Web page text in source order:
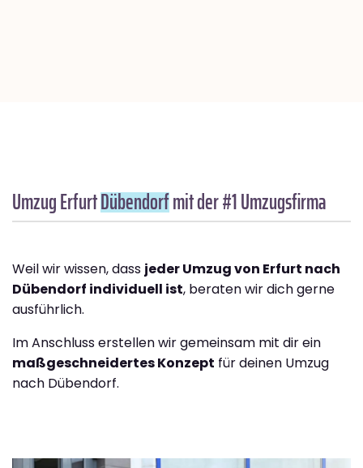
Umzug ErfurtDübendorfmit der #1 Umzugsfirma
Weil wir wissen, dass jeder Umzug von Erfurt nach
Dübendorf individuell ist, beraten wir dich gerne
ausführlich.
Im Anschluss erstellen wir gemeinsam mit dir ein
maßgeschneidertes Konzept für deinen Umzug
nach Dübendorf.